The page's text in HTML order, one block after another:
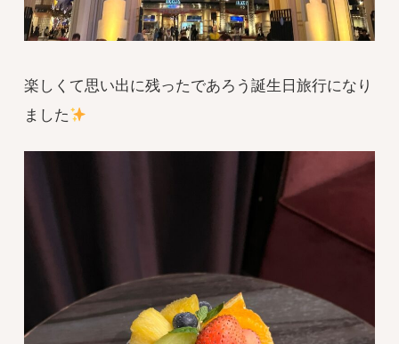
楽しくて思い出に残ったであろう誕生日旅行になり
ました